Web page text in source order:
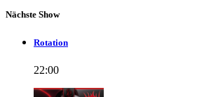
Nächste Show
Rotation
22:00